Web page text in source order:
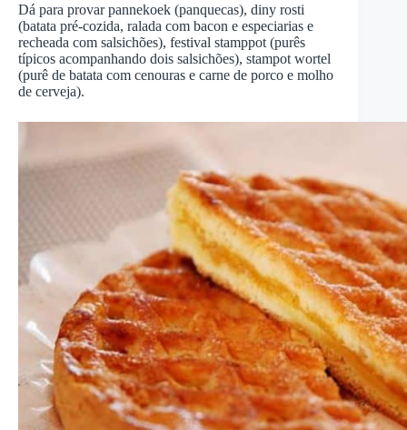
Dá para provar pannekoek (panquecas), diny rosti
(batata pré-cozida, ralada com bacon e especiarias e
recheada com salsichões), festival stamppot (purês
típicos acompanhando dois salsichões), stampot wortel
(purê de batata com cenouras e carne de porco e molho
de cerveja).